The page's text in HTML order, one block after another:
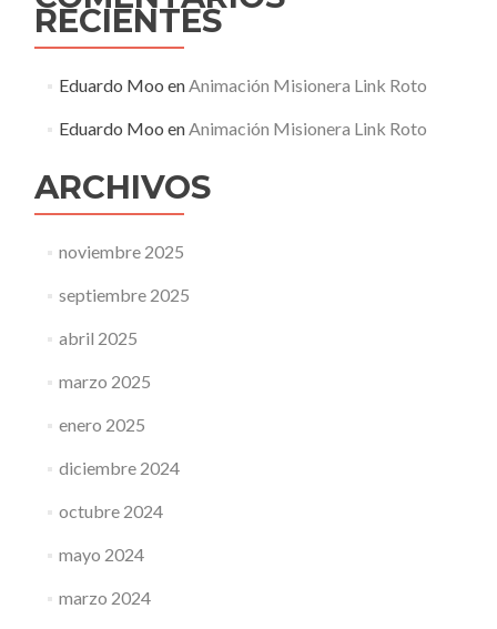
RECIENTES
Eduardo Moo enAnimación Misionera Link Roto
Eduardo Moo enAnimación Misionera Link Roto
ARCHIVOS
noviembre 2025
septiembre 2025
abril 2025
marzo 2025
enero 2025
diciembre 2024
octubre 2024
mayo 2024
marzo 2024